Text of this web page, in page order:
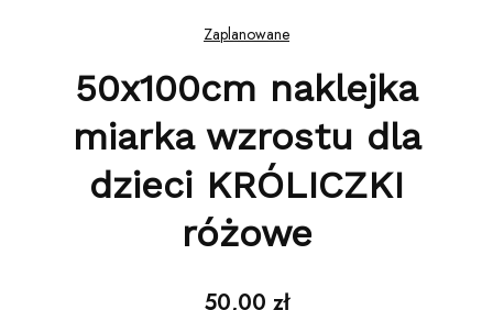
Zaplanowane
50x100cm naklejka
miarka wzrostu dla
dzieci KRÓLICZKI
różowe
Cena
50,00 zł